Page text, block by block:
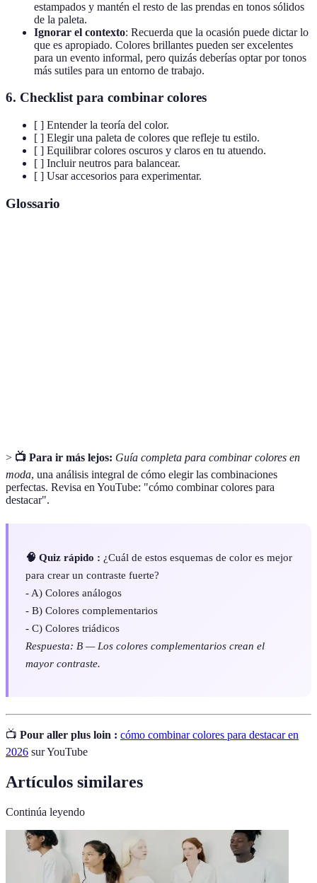
estampados y mantén el resto de las prendas en tonos sólidos
de la paleta.
Ignorar el contexto: Recuerda que la ocasión puede dictar lo
que es apropiado. Colores brillantes pueden ser excelentes
para un evento informal, pero quizás deberías optar por tonos
más sutiles para un entorno de trabajo.
6. Checklist para combinar colores
[ ] Entender la teoría del color.
[ ] Elegir una paleta de colores que refleje tu estilo.
[ ] Equilibrar colores oscuros y claros en tu atuendo.
[ ] Incluir neutros para balancear.
[ ] Usar accesorios para experimentar.
Glossario
> 📺 Para ir más lejos: Guía completa para combinar colores en
moda, una análisis integral de cómo elegir las combinaciones
perfectas. Revisa en YouTube: "cómo combinar colores para
destacar".
🧠 Quiz rápido : ¿Cuál de estos esquemas de color es mejor
para crear un contraste fuerte?
- A) Colores análogos
- B) Colores complementarios
- C) Colores triádicos
Respuesta: B — Los colores complementarios crean el
mayor contraste.
📺 Pour aller plus loin : cómo combinar colores para destacar en
2026 sur YouTube
Artículos similares
Continúa leyendo